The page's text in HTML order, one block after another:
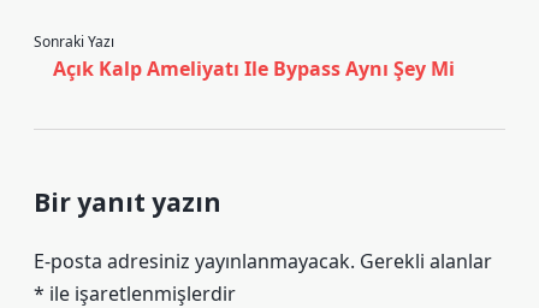
Sonraki Yazı
Açık Kalp Ameliyatı Ile Bypass Aynı Şey Mi
Bir yanıt yazın
E-posta adresiniz yayınlanmayacak. Gerekli alanlar
* ile işaretlenmişlerdir